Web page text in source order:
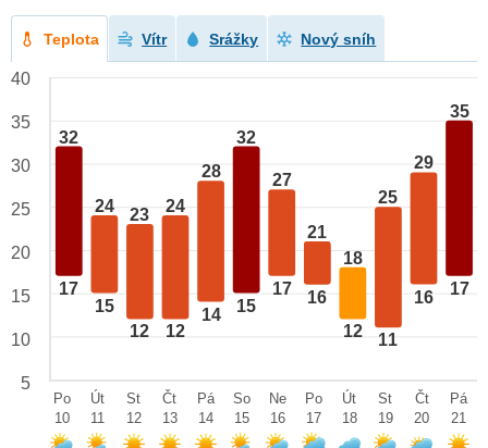
Teplota Vítr Srážky Nový sníh
32
17
24
15
23
12
24
12
28
14
32
15
27
17
21
16
18
12
25
11
29
16
35
17
40
35
30
25
20
15
10
5
Po
10
Út
11
St
12
Čt
13
Pá
14
So
15
Ne
16
Po
17
Út
18
St
19
Čt
20
Pá
21